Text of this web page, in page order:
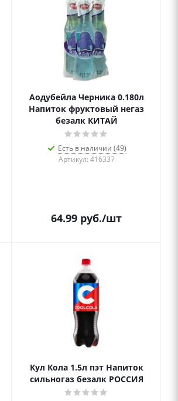
Аодубейла Черника 0.180л
Напиток фруктовый негаз
безалк КИТАЙ
Есть в наличии (49)
Артикул: 416337
64.99 руб./шт
Кул Кола 1.5л пэт Напиток
сильногаз безалк РОССИЯ